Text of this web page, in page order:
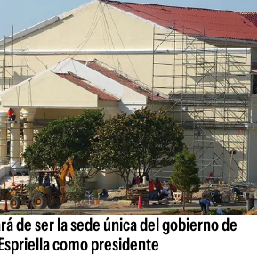
de ser la sede única del gobierno de
como presidente